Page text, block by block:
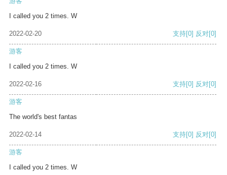
I called you 2 times. W
2022-02-20 支持[0] 反对[0]
游客
I called you 2 times. W
2022-02-16 支持[0] 反对[0]
游客
The world's best fantas
2022-02-14 支持[0] 反对[0]
游客
I called you 2 times. W